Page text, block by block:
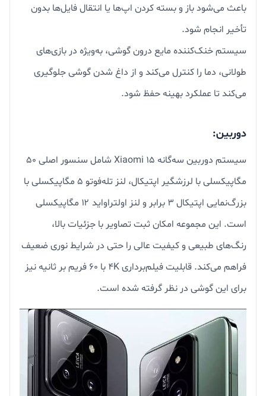
باعث می‌شود باز و بسته کردن اپ‌ها یا انتقال فایل‌ها بدون
تأخیر انجام شود.
سیستم خنک‌کننده مایع درون گوشی، به‌ویژه در بازی‌های
طولانی، دما را کنترل می‌کند و از داغ شدن گوشی جلوگیری
می‌کند تا عملکرد بهینه حفظ شود.
دوربین:
سیستم دوربین سه‌گانه Xiaomi 15 شامل سنسور اصلی ۵۰
مگاپیکسلی با لرزشگیر اپتیکال، لنز تله‌فوتو ۵ مگاپیکسلی با
بزرگ‌نمایی اپتیکال ۳ برابر و لنز اولتراواید ۱۲ مگاپیکسلی
است. این مجموعه امکان ثبت تصاویر با جزئیات بالا،
رنگ‌های طبیعی و کیفیت عالی را حتی در شرایط نوری ضعیف
فراهم می‌کند. قابلیت فیلم‌برداری 4K با ۶۰ فریم بر ثانیه نیز
برای این گوشی در نظر گرفته شده است.